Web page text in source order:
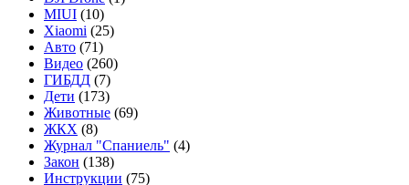
MIUI (10)
Xiaomi (25)
Авто (71)
Видео (260)
ГИБДД (7)
Дети (173)
Животные (69)
ЖКХ (8)
Журнал "Спаниель" (4)
Закон (138)
Инструкции (75)